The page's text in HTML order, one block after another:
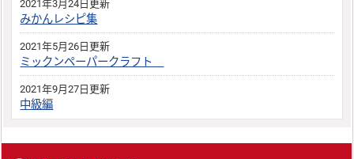
2021年3月24日更新
みかんレシピ集
2021年5月26日更新
ミックンペーパークラフト
2021年9月27日更新
中級編